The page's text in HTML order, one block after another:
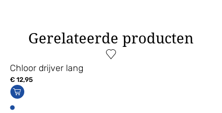
Gerelateerde producten
Chloor drijver lang
€12,95